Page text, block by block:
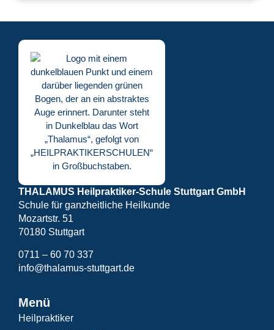
THALAMUS Heilpraktiker-Schule Stuttgart GmbH
Schule für ganzheitliche Heilkunde
Mozartstr. 51
70180 Stuttgart
0711 – 60 70 337
info@thalamus-stuttgart.de
Menü
Heilpraktiker